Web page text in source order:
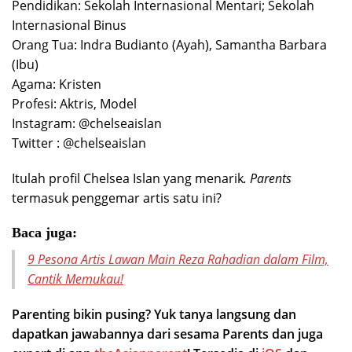
Pendidikan: Sekolah Internasional Mentari; Sekolah
Internasional Binus
Orang Tua: Indra Budianto (Ayah), Samantha Barbara
(Ibu)
Agama: Kristen
Profesi: Aktris, Model
Instagram: @chelseaislan
Twitter : @chelseaislan
Itulah profil Chelsea Islan yang menarik. Parents
termasuk penggemar artis satu ini?
Baca juga:
9 Pesona Artis Lawan Main Reza Rahadian dalam Film,
Cantik Memukau!
Parenting bikin pusing? Yuk tanya langsung dan
dapatkan jawabannya dari sesama Parents dan juga